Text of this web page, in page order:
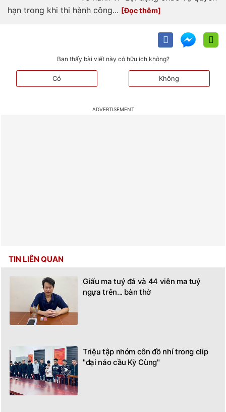
hạn trong khi thi hành công...
Bạn thấy bài viết này có hữu ích không?
Có Không
TIN LIÊN QUAN
Giấu ma tuý đá và 44 viên ma tuý
ngựa trên... bàn thờ
Triệu tập nhóm côn đồ nhí trong clip
"đại náo cầu Kỳ Cùng"